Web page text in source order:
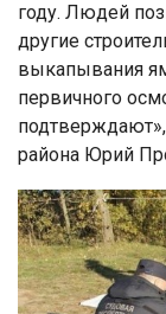
году. Людей
другие
выкапывания
первичного
района Юрий